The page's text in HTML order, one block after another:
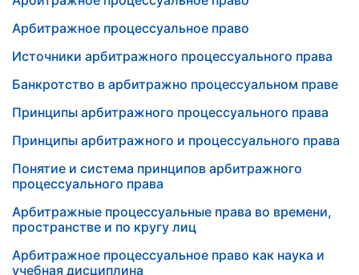
Арбитражное процессуальное право
Источники арбитражного процессуального права
Банкротство в арбитражно процессуальном праве
Принципы арбитражного процессуального права
Принципы арбитражного и процессуального права
Понятие и система принципов арбитражного
процессуального права
Арбитражные процессуальные права во времени,
пространстве и по кругу лиц
Арбитражное процессуальное право как наука и
учебная дисциплина